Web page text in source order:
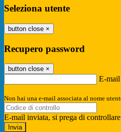
Seleziona utente
button close ×
Recupero password
button close ×
E-mail
Non hai una e-mail associata al nome
E-mail inviata, si prega di